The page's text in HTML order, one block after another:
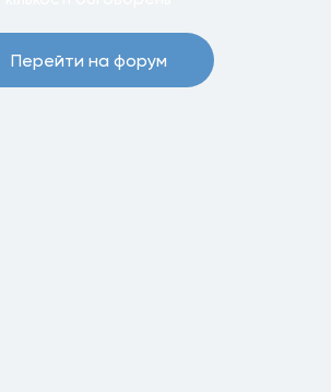
Перейти на форум